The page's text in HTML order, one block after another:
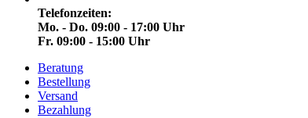
Telefonzeiten:
Mo. - Do. 09:00 - 17:00 Uhr
Fr. 09:00 - 15:00 Uhr
Beratung
Bestellung
Versand
Bezahlung